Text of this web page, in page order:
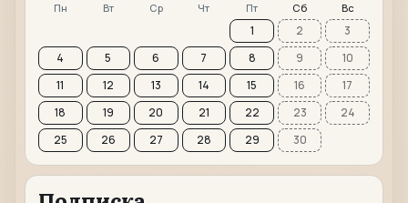
Пн Вт Ср Чт Пт Сб Вс
1 2
3
4
5 6 7 8 9
10
11
12 13 14 15 16
17
18
19 20 21 22 23
24
25
26 27 28 29 30